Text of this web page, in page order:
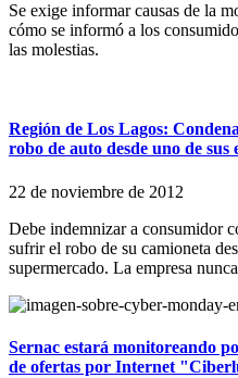
Se exige informar causas de la
cómo se informó a los
las molestias.
Región de Los Lagos:
robo de auto desde uno de sus
22 de noviembre de 2012
Debe indemnizar a consumidor
sufrir el robo de su camioneta
supermercado. La empresa
Sernac estará monitoreando
de ofertas por Internet